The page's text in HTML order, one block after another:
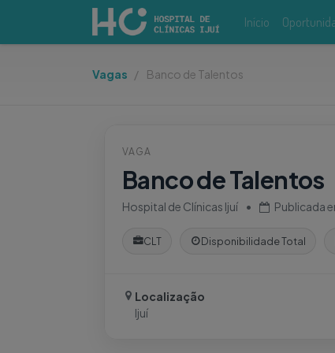
Início
Vagas Banco de Talentos
VAGA
Banco de Talentos
Hospital de Clínicas Ijuí • Publicada
CLT Disponibilidade Total
Localização
Ijuí